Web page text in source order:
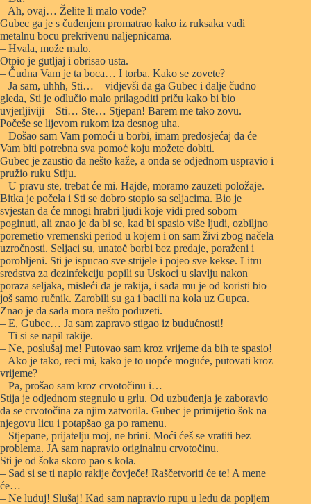
– Ah, ovaj… Želite li malo vode?
Gubec ga je s čuđenjem promatrao kako iz ruksaka vadi
metalnu bocu prekrivenu naljepnicama.
– Hvala, može malo.
Otpio je gutljaj i obrisao usta.
– Čudna Vam je ta boca… I torba. Kako se zovete?
– Ja sam, uhhh, Sti… – vidjevši da ga Gubec i dalje čudno
gleda, Sti je odlučio malo prilagoditi priču kako bi bio
uvjerljiviji – Sti… Ste… Stjepan! Barem me tako zovu.
Počeše se lijevom rukom iza desnog uha.
– Došao sam Vam pomoći u borbi, imam predosjećaj da će
Vam biti potrebna sva pomoć koju možete dobiti.
Gubec je zaustio da nešto kaže, a onda se odjednom uspravio i
pružio ruku Stiju.
– U pravu ste, trebat će mi. Hajde, moramo zauzeti položaje.
Bitka je počela i Sti se dobro stopio sa seljacima. Bio je
svjestan da će mnogi hrabri ljudi koje vidi pred sobom
poginuti, ali znao je da bi se, kad bi spasio više ljudi, ozbiljno
poremetio vremenski period u kojem i on sam živi zbog načela
uzročnosti. Seljaci su, unatoč borbi bez predaje, poraženi i
porobljeni. Sti je ispucao sve strijele i pojeo sve kekse. Litru
sredstva za dezinfekciju popili su Uskoci u slavlju nakon
poraza seljaka, misleći da je rakija, i sada mu je od koristi bio
još samo ručnik. Zarobili su ga i bacili na kola uz Gupca.
Znao je da sada mora nešto poduzeti.
– E, Gubec… Ja sam zapravo stigao iz budućnosti!
– Ti si se napil rakije.
– Ne, poslušaj me! Putovao sam kroz vrijeme da bih te spasio!
– Ako je tako, reci mi, kako je to uopće moguće, putovati kroz
vrijeme?
– Pa, prošao sam kroz crvotočinu i…
Stija je odjednom stegnulo u grlu. Od uzbuđenja je zaboravio
da se crvotočina za njim zatvorila. Gubec je primijetio šok na
njegovu licu i potapšao ga po ramenu.
– Stjepane, prijatelju moj, ne brini. Moći ćeš se vratiti bez
problema. JA sam napravio originalnu crvotočinu.
Sti je od šoka skoro pao s kola.
– Sad si se ti napio rakije čovječe! Raščetvoriti će te! A mene
će…
– Ne luduj! Slušaj! Kad sam napravio rupu u ledu da popijem